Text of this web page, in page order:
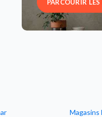
PARCOURIR